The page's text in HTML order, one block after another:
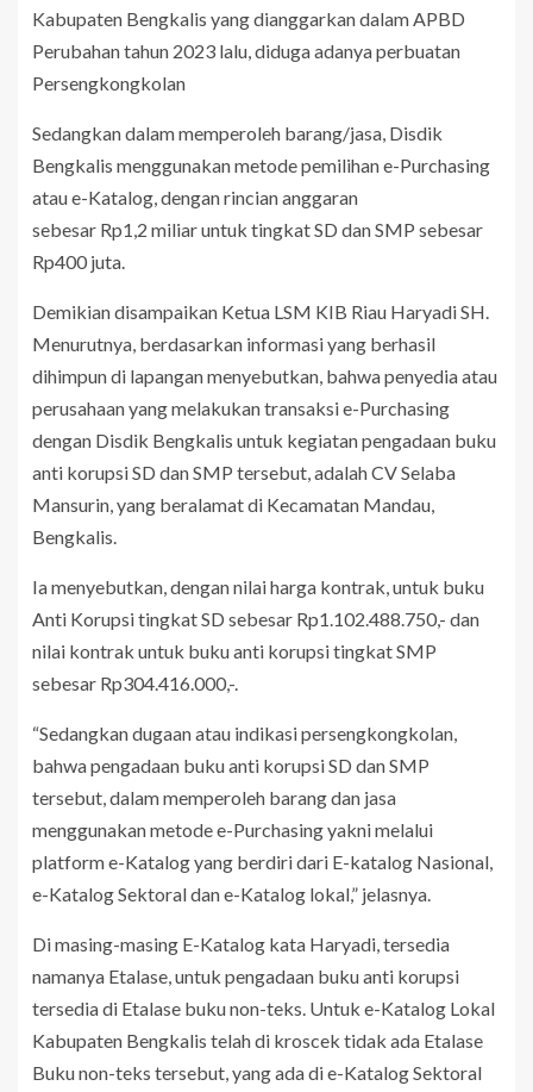
Kabupaten Bengkalis yang dianggarkan dalam APBD
Perubahan tahun 2023 lalu, diduga adanya perbuatan
Persengkongkolan
Sedangkan dalam memperoleh barang/jasa, Disdik
Bengkalis menggunakan metode pemilihan e-Purchasing
atau e-Katalog, dengan rincian anggaran
sebesar Rp1,2 miliar untuk tingkat SD dan SMP sebesar
Rp400 juta.
Demikian disampaikan Ketua LSM KIB Riau Haryadi SH.
Menurutnya, berdasarkan informasi yang berhasil
dihimpun di lapangan menyebutkan, bahwa penyedia atau
perusahaan yang melakukan transaksi e-Purchasing
dengan Disdik Bengkalis untuk kegiatan pengadaan buku
anti korupsi SD dan SMP tersebut, adalah CV Selaba
Mansurin, yang beralamat di Kecamatan Mandau,
Bengkalis.
Ia menyebutkan, dengan nilai harga kontrak, untuk buku
Anti Korupsi tingkat SD sebesar Rp1.102.488.750,- dan
nilai kontrak untuk buku anti korupsi tingkat SMP
sebesar Rp304.416.000,-.
“Sedangkan dugaan atau indikasi persengkongkolan,
bahwa pengadaan buku anti korupsi SD dan SMP
tersebut, dalam memperoleh barang dan jasa
menggunakan metode e-Purchasing yakni melalui
platform e-Katalog yang berdiri dari E-katalog Nasional,
e-Katalog Sektoral dan e-Katalog lokal,” jelasnya.
Di masing-masing E-Katalog kata Haryadi, tersedia
namanya Etalase, untuk pengadaan buku anti korupsi
tersedia di Etalase buku non-teks. Untuk e-Katalog Lokal
Kabupaten Bengkalis telah di kroscek tidak ada Etalase
Buku non-teks tersebut, yang ada di e-Katalog Sektoral